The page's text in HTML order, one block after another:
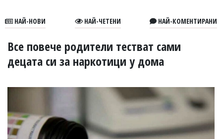
В
УКРАЙНА
РАЗСЛЕДВАНЕ
ЮГ
НАЙ-НОВИ НАЙ-ЧЕТЕНИ НАЙ-КОМЕНТИРАНИ
Все повече родители тестват сами
децата си за наркотици у дома